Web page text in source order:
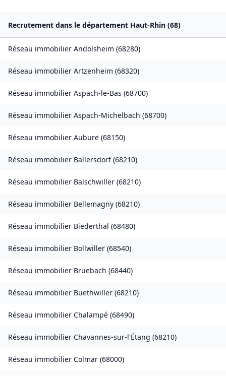
Recrutement dans le département Haut-Rhin (68)
Réseau immobilier Andolsheim (68280)
Réseau immobilier Artzenheim (68320)
Réseau immobilier Aspach-le-Bas (68700)
Réseau immobilier Aspach-Michelbach (68700)
Réseau immobilier Aubure (68150)
Réseau immobilier Ballersdorf(68210)
Réseau immobilier Balschwiller (68210)
Réseau immobilier Bellemagny (68210)
Réseau immobilier Biederthal (68480)
Réseau immobilier Bollwiller (68540)
Réseau immobilier Bruebach (68440)
Réseau immobilier Buethwiller (68210)
Réseau immobilier Chalampé (68490)
Réseau immobilier Chavannes-sur-l'Étang (68210)
Réseau immobilier Colmar (68000)